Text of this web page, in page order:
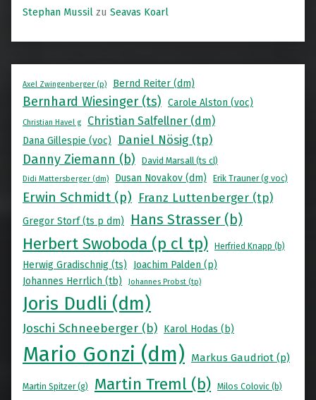
Stephan Mussil zu Seavas Koarl
Axel Zwingenberger (p) Bernd Reiter (dm)
Bernhard Wiesinger (ts) Carole Alston (voc)
Christian Havel g Christian Salfellner (dm)
Dana Gillespie (voc) Daniel Nösig (tp)
Danny Ziemann (b) David Marsall (ts cl)
Didi Mattersberger (dm) Dusan Novakov (dm) Erik Trauner (g voc)
Erwin Schmidt (p) Franz Luttenberger (tp)
Gregor Storf (ts p dm) Hans Strasser (b)
Herbert Swoboda (p cl tp) Herfried Knapp (b)
Herwig Gradischnig (ts)
Joachim Palden (p)
Johannes Herrlich (tb)
Johannes Probst (tp)
Joris Dudli (dm)
Joschi Schneeberger (b) Karol Hodas (b)
Mario Gonzi (dm) Markus Gaudriot (p)
Martin Spitzer (g) Martin Treml (b) Milos Colovic (b)